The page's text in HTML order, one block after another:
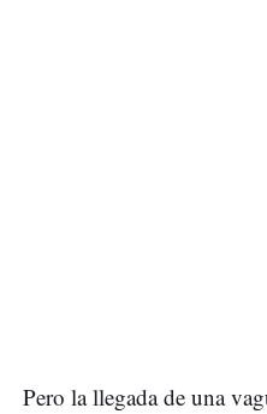
Pero la llegada de una